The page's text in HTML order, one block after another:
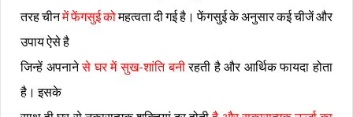
तरह चीनमें फेंगसुई कोमहत्वतादी गई है। फेंगसुई के अनुसार कई चीजें और
उपाय ऐसे है
जिन्हें अपनानेसे घर में सुख-शांति बनीरहती है और आर्थिक फायदा होता
है। इसके